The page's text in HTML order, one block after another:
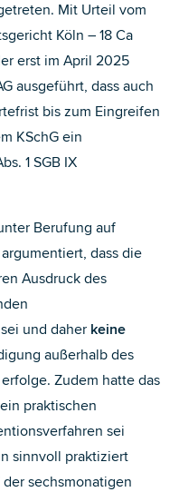
Mit Urteil vom
Köln – 18 Ca
erst im April 2025
ausgeführt, dass auch
bis zum Eingreifen
KSchG ein
1 SGB IX
Berufung auf
dass die
Ausdruck des
und daher keine
außerhalb des
Zudem hatte das
praktischen
sei
sinnvoll praktiziert
sechsmonatigen